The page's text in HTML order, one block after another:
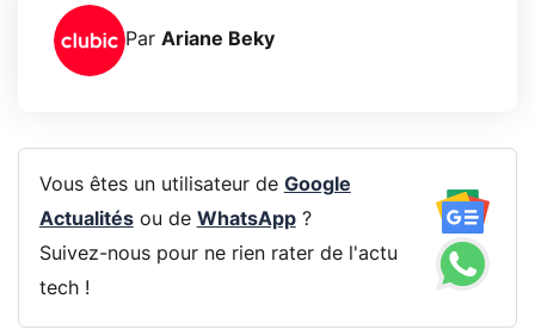
Par Ariane Beky
Vous êtes un utilisateur de Google
Actualitésou de WhatsApp?
Suivez-nous pour ne rien rater de l'actu
tech !